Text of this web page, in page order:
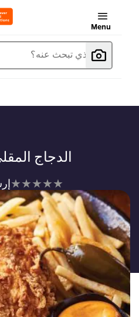
Menu
ما الذي تبحث عنه؟
الدجاج
لم
يتم
أي